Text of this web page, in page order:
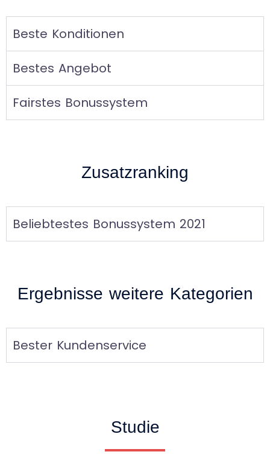
Beste Konditionen
Bestes Angebot
Fairstes Bonussystem
Zusatzranking
Beliebtestes Bonussystem 2021
Ergebnisse weitere Kategorien
Bester Kundenservice
Studie